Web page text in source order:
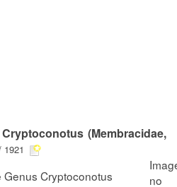
(Membracidae,
Genus Cryptoconotus